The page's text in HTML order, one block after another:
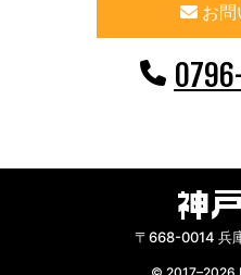
お
〒668-0014 兵